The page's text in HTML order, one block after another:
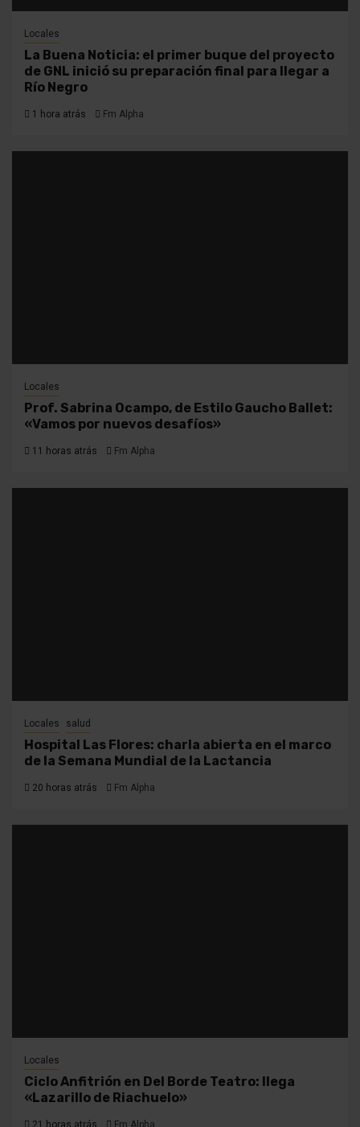
Locales
La Buena Noticia: el primer buque del proyecto
de GNL inició su preparación final para llegar a
Río Negro
1 hora atrás Fm Alpha
Locales
Prof. Sabrina Ocampo, de Estilo Gaucho Ballet:
«Vamos por nuevos desafíos»
11 horas atrás Fm Alpha
Locales salud
Hospital Las Flores: charla abierta en el marco
de la Semana Mundial de la Lactancia
20 horas atrás Fm Alpha
Locales
Ciclo Anfitrión en Del Borde Teatro: llega
«Lazarillo de Riachuelo»
21 horas atrás Fm Alpha